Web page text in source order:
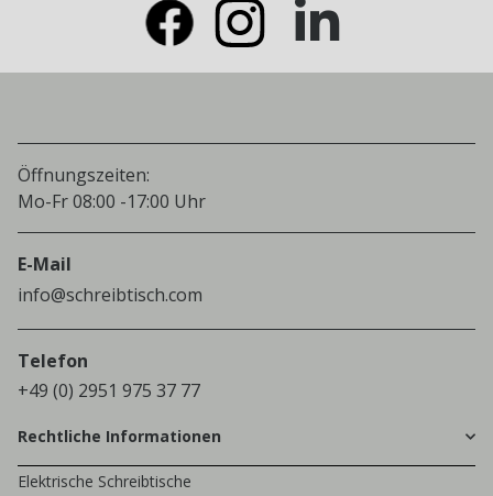
Öffnungszeiten:
Mo-Fr 08:00 -17:00 Uhr
E-Mail
info@schreibtisch.com
Telefon
+49 (0) 2951 975 37 77
Rechtliche Informationen
Elektrische Schreibtische